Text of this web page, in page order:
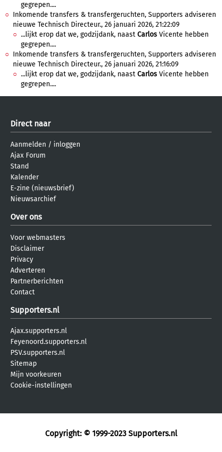
gegrepen....
Inkomende transfers & transfergeruchten, Supporters adviseren
nieuwe Technisch Directeur., 26 januari 2026, 21:22:09
...lijkt erop dat we, godzijdank, naast Carlos Vicente hebben
gegrepen....
Inkomende transfers & transfergeruchten, Supporters adviseren
nieuwe Technisch Directeur., 26 januari 2026, 21:16:09
...lijkt erop dat we, godzijdank, naast Carlos Vicente hebben
gegrepen....
Direct naar
Aanmelden / inloggen
Ajax Forum
Stand
Kalender
E-zine (nieuwsbrief)
Nieuwsarchief
Over ons
Voor webmasters
Disclaimer
Privacy
Adverteren
Partnerberichten
Contact
Supporters.nl
Ajax.supporters.nl
Feyenoord.supporters.nl
PSV.supporters.nl
Sitemap
Mijn voorkeuren
Cookie-instellingen
Copyright: © 1999-2023 Supporters.nl